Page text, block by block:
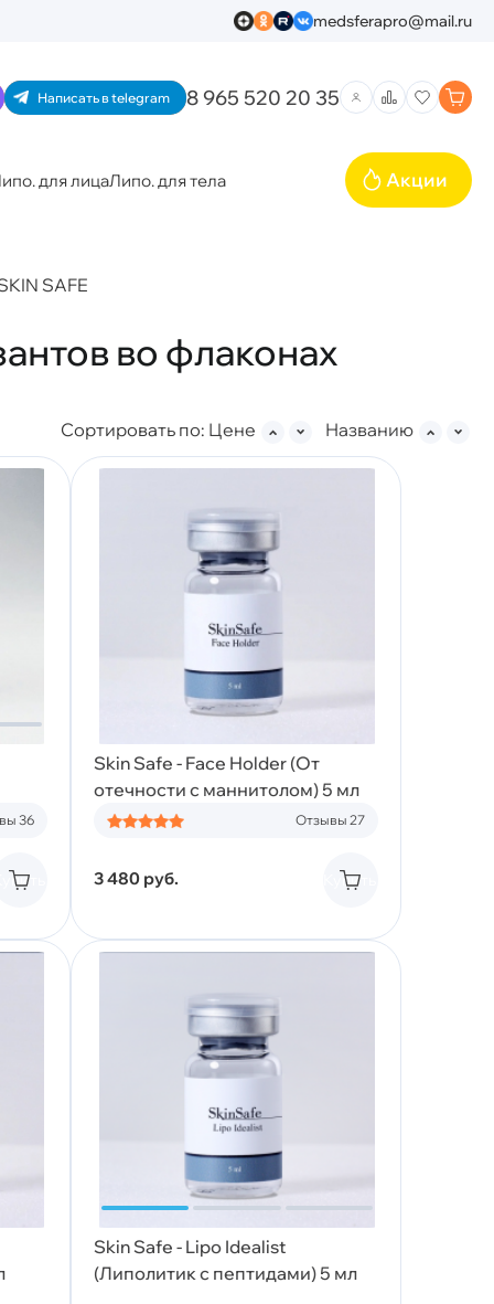
medsferapro@mail.ru
Написать в telegram 8 965 520 20 35
для лицаЛипо. для тела Акции
SAFE
во флаконах
Сортировать по: Цене Названию
36
Купить
Skin Safe - Face Holder (От
отечности с маннитолом) 5 мл
Отзывы 27
3 480 руб. Купить
Skin Safe - Lipo Idealist
(Липолитик с пептидами) 5 мл